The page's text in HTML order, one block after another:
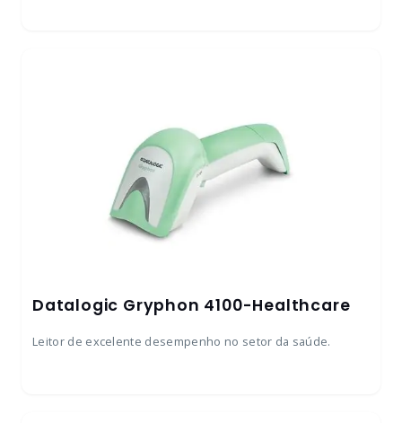
Datalogic Gryphon 4100-Healthcare
Leitor de excelente desempenho no setor da saúde.